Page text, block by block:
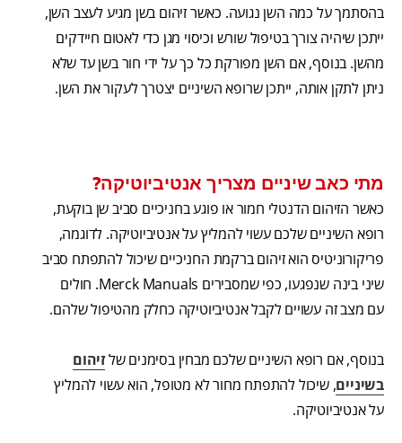
בהסתמך על כמה השן נגועה. כאשר זיהום בשן מגיע לעצב השן,
ייתכן שיהיה צורך בטיפול שורש וכיסוי מגן כדי לאטום חיידקים
מהשן. בנוסף, אם השן מפורקת כל כך על ידי חור בשן עד שלא
ניתן לתקן אותה, ייתכן שרופא השיניים יצטרך לעקור את השן.
מתי כאב שיניים מצריך אנטיביוטיקה?
כאשר הזיהום הדנטלי חמור או פוגע בחניכיים סביב שן בוקעת,
רופא השיניים שלכם עשוי להמליץ ​​על אנטיביוטיקה. לדוגמה,
פריקורוניטיס הוא זיהום ברקמת החניכיים שיכול להתפתח סביב
שיני בינה שנפגעו, כפי שמסבירים Merck Manuals. חולים
עם מצב זה עשויים לקבל אנטיביוטיקה כחלק מהטיפול שלהם.
בנוסף, אם רופא השיניים שלכם מבחין בסימנים שלזיהום
בשיניים, שיכול להתפתח מחור לא מטופל, הוא עשוי להמליץ ​​
על אנטיביוטיקה.